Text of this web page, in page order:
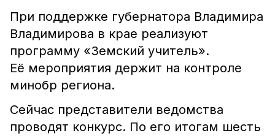
При поддержке губернатора Владимира
Владимирова в крае реализуют
программу «Земский учитель».
Её мероприятия держит на контроле
минобр региона.
Сейчас представители ведомства
проводят конкурс. По его итогам шесть